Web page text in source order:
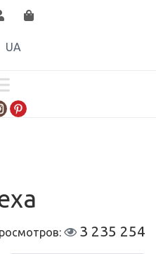
UA
3 235 254